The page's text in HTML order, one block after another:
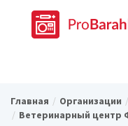
Главная Организации
Ветеринарный центр